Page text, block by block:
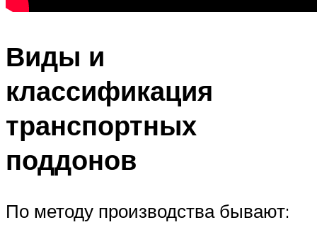
Виды и
классификация
транспортных
поддонов
По методу производства бывают: